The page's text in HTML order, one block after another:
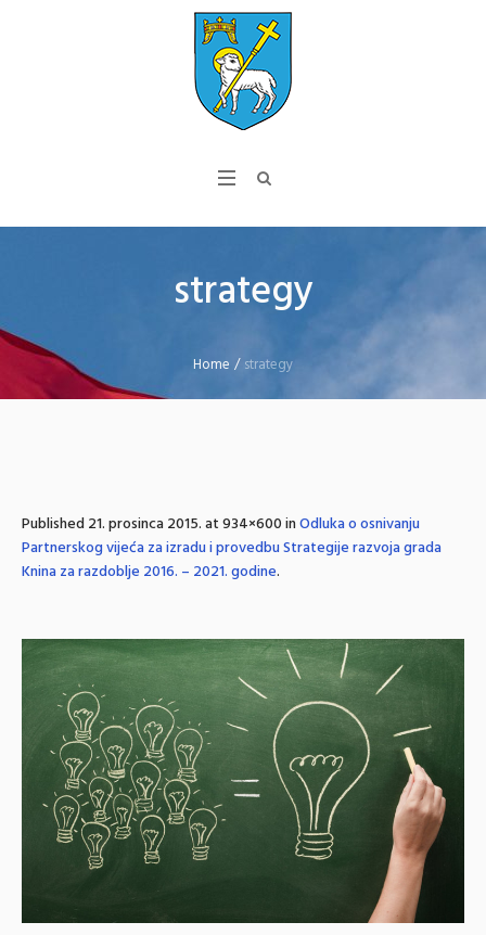
strategy
Home /strategy
Published21. prosinca 2015.at 934×600 inOdluka o osnivanju
Partnerskog vijeća za izradu i provedbu Strategije razvoja grada
Knina za razdoblje 2016. – 2021. godine.